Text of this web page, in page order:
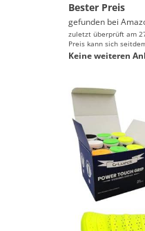
Bester Preis
gefunden bei
zuletzt überprüft am
Preis kann sich
Keine weiteren